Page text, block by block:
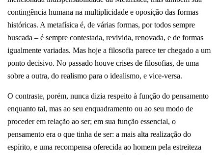
contingência humana na multiplicidade e oposição das formas
históricas. A metafísica é, de várias formas, por todos sempre
buscada – é sempre contestada, revivida, renovada, e de formas
igualmente variadas. Mas hoje a filosofia parece ter chegado a um
ponto decisivo. No passado houve crises de filosofias, de uma
sobre a outra, do realismo para o idealismo, e vice-versa.
O contraste, porém, nunca dizia respeito à função do pensamento
enquanto tal, mas ao seu enquadramento ou ao seu modo de
proceder em relação ao ser; em sua função essencial, o
pensamento era o que tinha de ser: a mais alta realização do
espírito, e uma recompensa oferecida ao homem pela estreiteza